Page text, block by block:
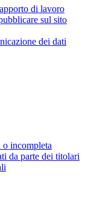
di lavoro
sul sito
dei dati
o incompleta
da parte dei titolari